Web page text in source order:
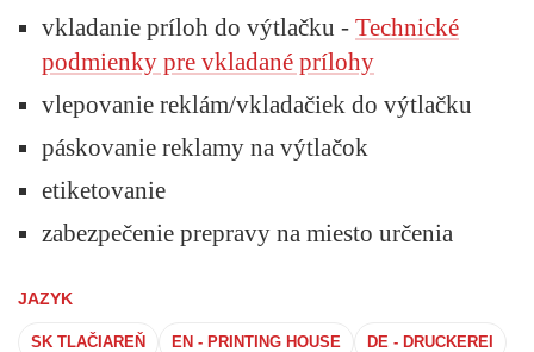
vkladanie príloh do výtlačku - Technické
podmienky pre vkladané prílohy
vlepovanie reklám/vkladačiek do výtlačku
páskovanie reklamy na výtlačok
etiketovanie
zabezpečenie prepravy na miesto určenia
JAZYK
SK TLAČIAREŇ EN - PRINTING HOUSE DE - DRUCKEREI